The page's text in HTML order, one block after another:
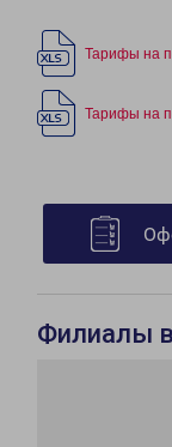
Тарифы на
Тарифы на
Филиалы